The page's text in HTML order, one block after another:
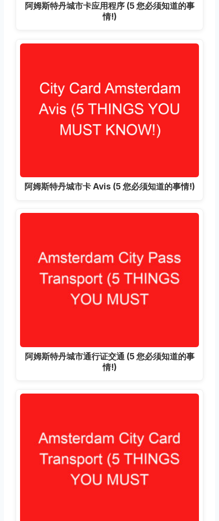
阿姆斯特丹城市卡应用程序 (5 您必须知道的事
情!)
阿姆斯特丹城市卡 Avis (5 您必须知道的事情!)
阿姆斯特丹城市通行证交通 (5 您必须知道的事
情!)